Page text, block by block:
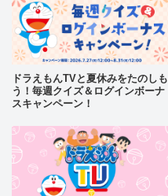
ドラえもんTVと夏休みをたのしも
う！毎週クイズ＆ログインボーナ
スキャンペーン！